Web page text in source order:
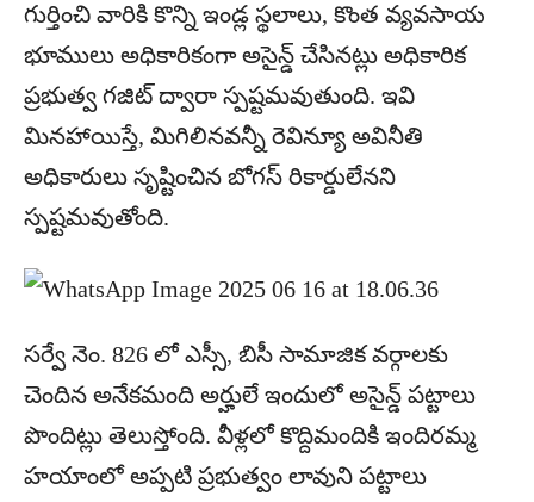
గుర్తించి వారికి కొన్ని ఇండ్ల స్థలాలు, కొంత వ్యవసాయ
భూములు అధికారికంగా అసైన్డ్ చేసినట్లు అధికారిక
ప్రభుత్వ గజిట్ ద్వారా స్పష్టమవుతుంది. ఇవి
మినహాయిస్తే, మిగిలినవన్నీ రెవిన్యూ అవినీతి
అధికారులు సృష్టించిన బోగస్ రికార్డులేనని
స్పష్టమవుతోంది.
సర్వే నెం. 826 లో ఎస్సీ, బిసీ సామాజిక వర్గాలకు
చెందిన అనేకమంది అర్హులే ఇందులో అసైన్డ్ పట్టాలు
పొందిట్లు తెలుస్తోంది. వీళ్లలో కొద్దిమందికి ఇందిరమ్మ
హయాంలో అప్పటి ప్రభుత్వం లావుని పట్టాలు